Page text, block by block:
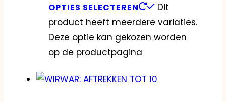
OPTIES SELECTEREN
Dit
product heeft meerdere variaties.
Deze optie kan gekozen worden
op de productpagina